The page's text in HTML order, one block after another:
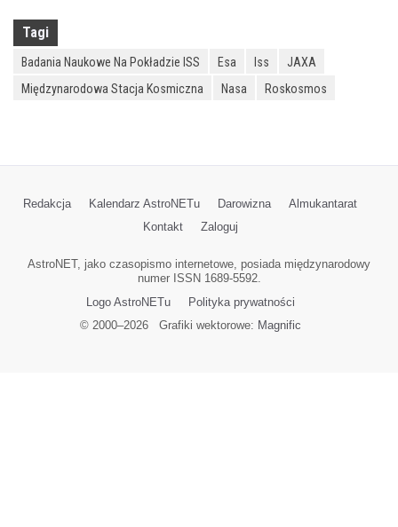
Tagi
Badania Naukowe Na Pokładzie ISS Esa Iss
JAXA
Międzynarodowa Stacja Kosmiczna
Nasa Roskosmos
Redakcja Kalendarz AstroNETu Darowizna
Almukantarat
Kontakt
Zaloguj
AstroNET, jako czasopismo internetowe, posiada międzynarodowy
numer ISSN 1689-5592.
Logo AstroNETu
Polityka prywatności
© 2000–2026Grafiki wektorowe: Magnific